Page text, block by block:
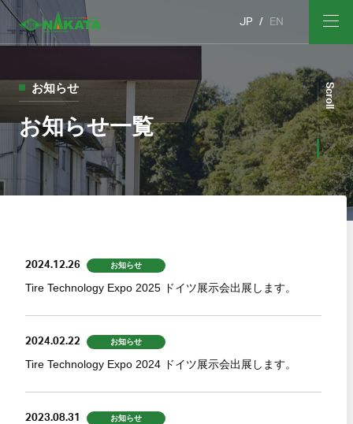
JP EN
お知らせ
お知らせ一覧
Scroll
2024.12.26 お知らせ
Tire Technology Expo 2025 ドイツ展示会出展します。
2024.02.22 お知らせ
Tire Technology Expo 2024 ドイツ展示会出展します。
2023.08.31 お知らせ